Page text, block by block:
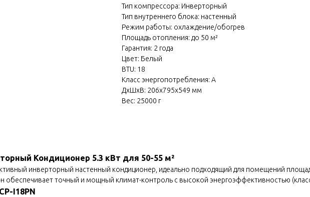
Тип компрессора: Инверторный
Тип внутреннего блока: настенный
Режим работы: охлаждение/обогрев
Площадь отопления: до 50 м²
Гарантия: 2 года
Цвет: Белый
BTU: 18
Класс энергопотребления: A
ДxШxВ: 206x795x549 мм
Вес: 25000 г
Кондиционер 5.3 кВт для 50-55 м²
инверторный настенный кондиционер, идеально подходящий для помещений
обеспечивает точный и мощный климат-контроль с высокой энергоэффективностью
I18PN